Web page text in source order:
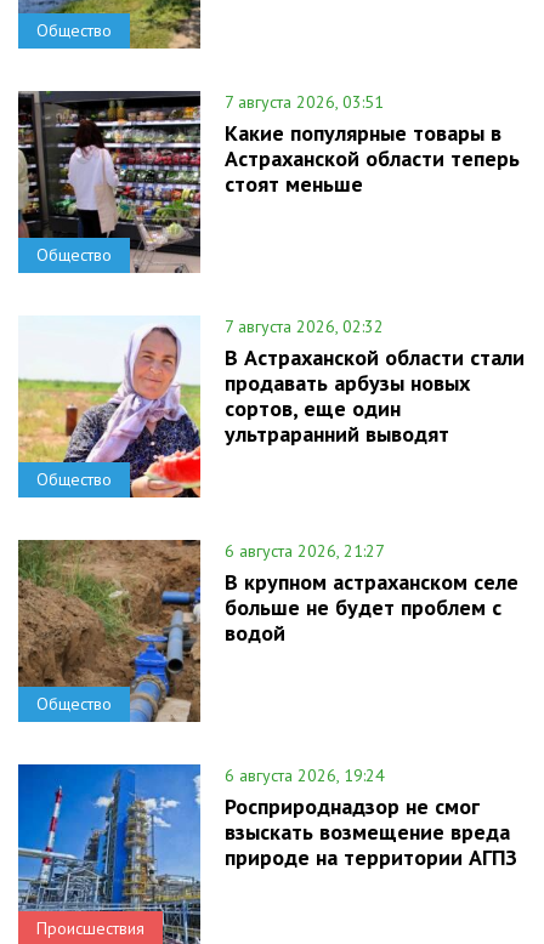
Общество
Общество
7 августа 2026, 03:51
Какие популярные товары в
Астраханской области теперь
стоят меньше
Общество
7 августа 2026, 02:32
В Астраханской области стали
продавать арбузы новых
сортов, еще один
ультраранний выводят
Общество
6 августа 2026, 21:27
В крупном астраханском селе
больше не будет проблем с
водой
Происшествия
6 августа 2026, 19:24
Росприроднадзор не смог
взыскать возмещение вреда
природе на территории АГПЗ